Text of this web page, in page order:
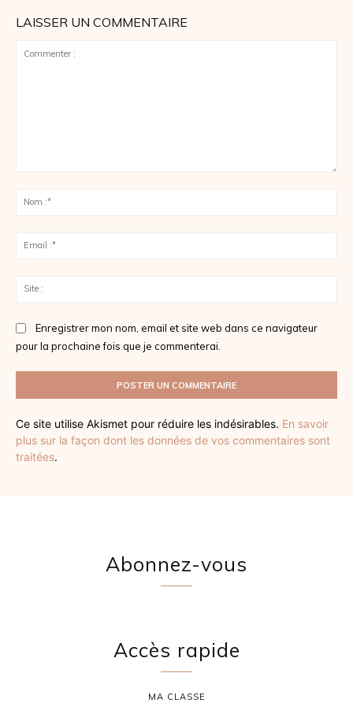
LAISSER UN COMMENTAIRE
Enregistrer mon nom, email et site web dans ce navigateur
pour la prochaine fois que je commenterai.
Ce site utilise Akismet pour réduire les indésirables. En savoir
plus sur la façon dont les données de vos commentaires sont
traitées.
Abonnez-vous
Accès rapide
MA CLASSE